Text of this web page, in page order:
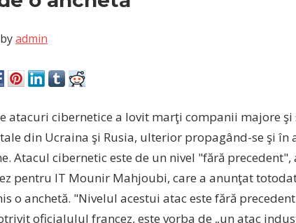
admin
atacuri cibernetice a lovit marţi companii majore
din Ucraina şi Rusia, ulterior propagând-se şi în
Atacul cibernetic este de un nivel "fără
pentru IT Mounir Mahjoubi, care a anunţat
o anchetă. "Nivelul acestui atac este fără
oficialulul francez, este vorba de „un atac